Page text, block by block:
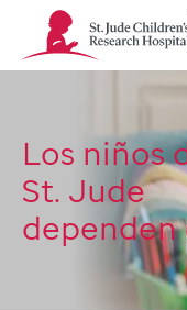
St.
Jude
Children's
Logo
Los niños
St. Jude